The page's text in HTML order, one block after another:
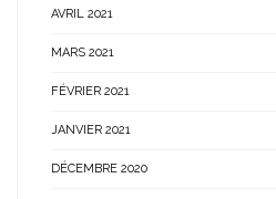
AVRIL 2021
MARS 2021
FÉVRIER 2021
JANVIER 2021
DÉCEMBRE 2020